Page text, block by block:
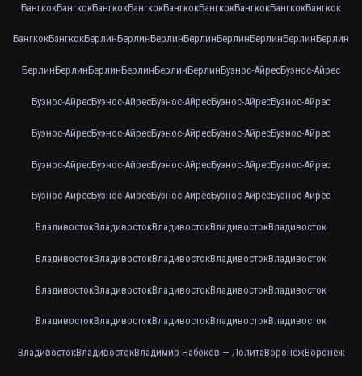
БангкокБангкокБангкокБангкокБангкокБангкокБангкокБангкокБангкок
БангкокБангкокБерлинБерлинБерлинБерлинБерлинБерлинБерлинБерлин
БерлинБерлинБерлинБерлинБерлинБерлинБуэнос-АйресБуэнос-Айрес
Буэнос-АйресБуэнос-АйресБуэнос-АйресБуэнос-АйресБуэнос-Айрес
Буэнос-АйресБуэнос-АйресБуэнос-АйресБуэнос-АйресБуэнос-Айрес
Буэнос-АйресБуэнос-АйресБуэнос-АйресБуэнос-АйресБуэнос-Айрес
Буэнос-АйресБуэнос-АйресБуэнос-АйресБуэнос-АйресБуэнос-Айрес
ВладивостокВладивостокВладивостокВладивостокВладивосток
ВладивостокВладивостокВладивостокВладивостокВладивосток
ВладивостокВладивостокВладивостокВладивостокВладивосток
ВладивостокВладивостокВладивостокВладивостокВладивосток
ВладивостокВладивостокВладимир Набоков — ЛолитаВоронежВоронеж